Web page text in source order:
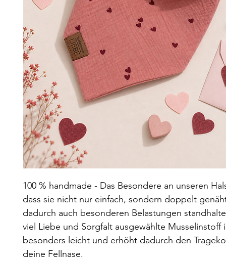
100 % handmade - Das Besondere an unseren
dass sie nicht nur einfach, sondern doppelt
dadurch auch besonderen Belastungen
viel Liebe und Sorgfalt ausgewählte Musselinstoff
besonders leicht und erhöht dadurch den
deine Fellnase.